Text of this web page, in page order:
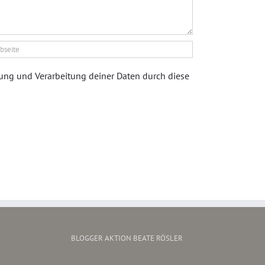
und Verarbeitung deiner Daten durch diese
BLOGGER AKTION BEATE RÖSLER